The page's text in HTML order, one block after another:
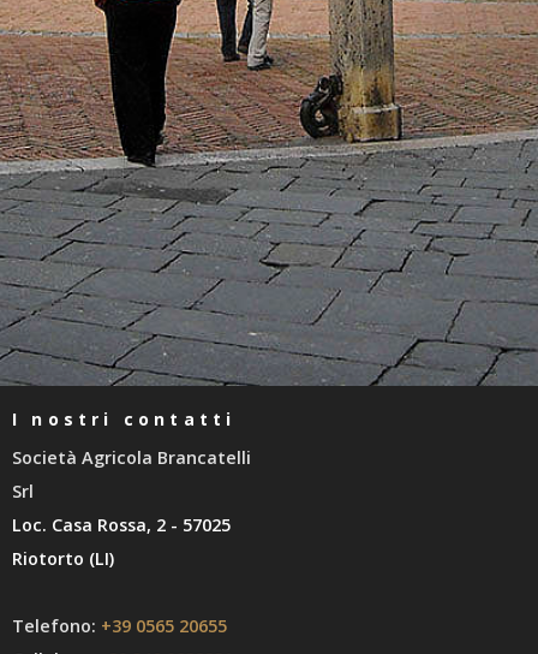
I nostri contatti
Società Agricola Brancatelli
Srl
Loc. Casa Rossa, 2 - 57025
Riotorto (LI)
Telefono: +39 0565 20655